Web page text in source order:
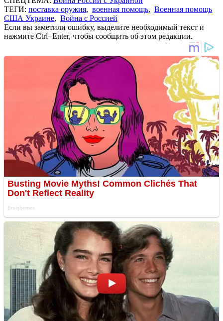
ТЕГИ: поставка оружия, военная помощь, Военная помощь
США Украине, Война с Россией
Если вы заметили ошибку, выделите необходимый текст и
нажмите Ctrl+Enter, чтобы сообщить об этом редакции.